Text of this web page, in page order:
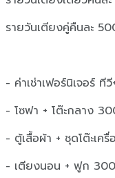
รายวันเตียงคู่คืนละ
- ค่าเช่าเฟอร์นิเจอร์
- โซฟา + โต๊ะกลาง
- ตู้เสื้อผ้า + ชุดโต๊ะเ
- เตียงนอน + ฟูก